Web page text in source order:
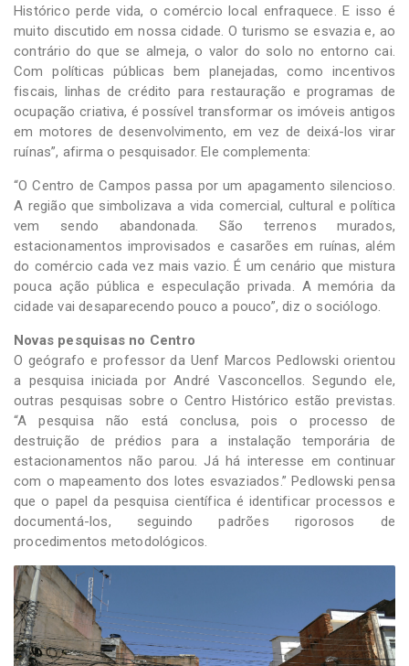
Histórico perde vida, o comércio local enfraquece. E isso é
muito discutido em nossa cidade. O turismo se esvazia e, ao
contrário do que se almeja, o valor do solo no entorno cai.
Com políticas públicas bem planejadas, como incentivos
fiscais, linhas de crédito para restauração e programas de
ocupação criativa, é possível transformar os imóveis antigos
em motores de desenvolvimento, em vez de deixá-los virar
ruínas”, afirma o pesquisador. Ele complementa:
“O Centro de Campos passa por um apagamento silencioso.
A região que simbolizava a vida comercial, cultural e política
vem sendo abandonada. São terrenos murados,
estacionamentos improvisados e casarões em ruínas, além
do comércio cada vez mais vazio. É um cenário que mistura
pouca ação pública e especulação privada. A memória da
cidade vai desaparecendo pouco a pouco”, diz o sociólogo.
Novas pesquisas no Centro
O geógrafo e professor da Uenf Marcos Pedlowski orientou
a pesquisa iniciada por André Vasconcellos. Segundo ele,
outras pesquisas sobre o Centro Histórico estão previstas.
“A pesquisa não está conclusa, pois o processo de
destruição de prédios para a instalação temporária de
estacionamentos não parou. Já há interesse em continuar
com o mapeamento dos lotes esvaziados.” Pedlowski pensa
que o papel da pesquisa científica é identificar processos e
documentá-los, seguindo padrões rigorosos de
procedimentos metodológicos.